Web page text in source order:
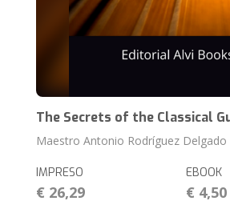
The Secrets of the Classical
Maestro Antonio Rodríguez Delgado
IMPRESO
€ 26,29
EBOOK
€ 4,50